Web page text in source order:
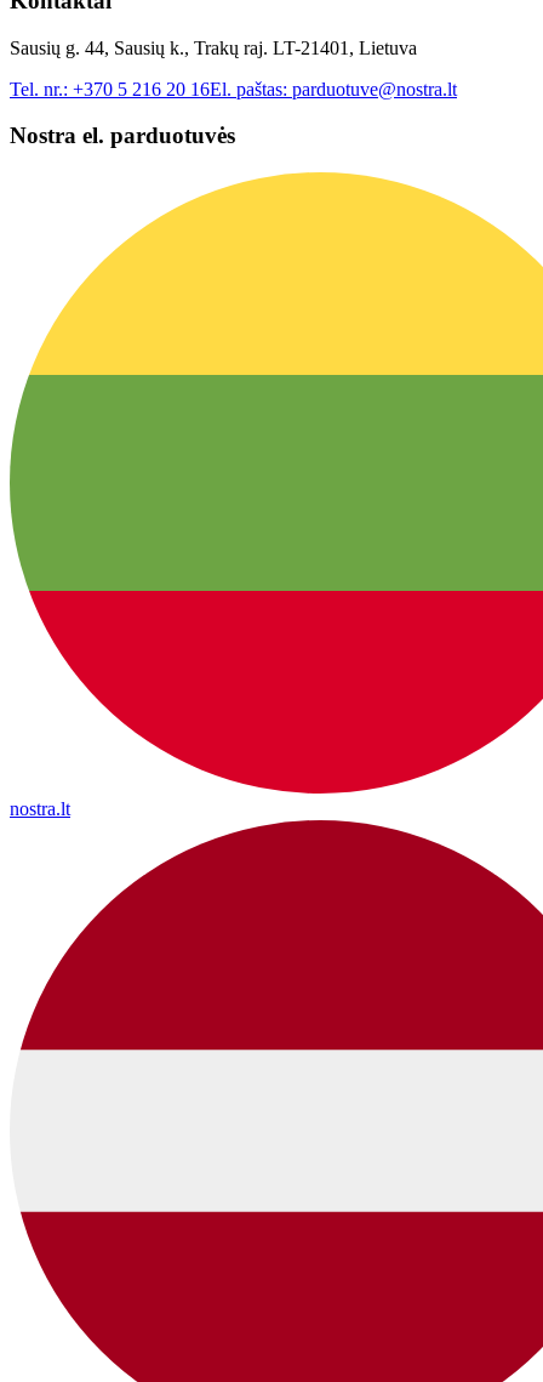
Sausių g. 44, Sausių k., Trakų raj. LT-21401, Lietuva
Tel. nr.: +370 5 216 20 16El. paštas: parduotuve@nostra.lt
Nostra el. parduotuvės
nostra.lt